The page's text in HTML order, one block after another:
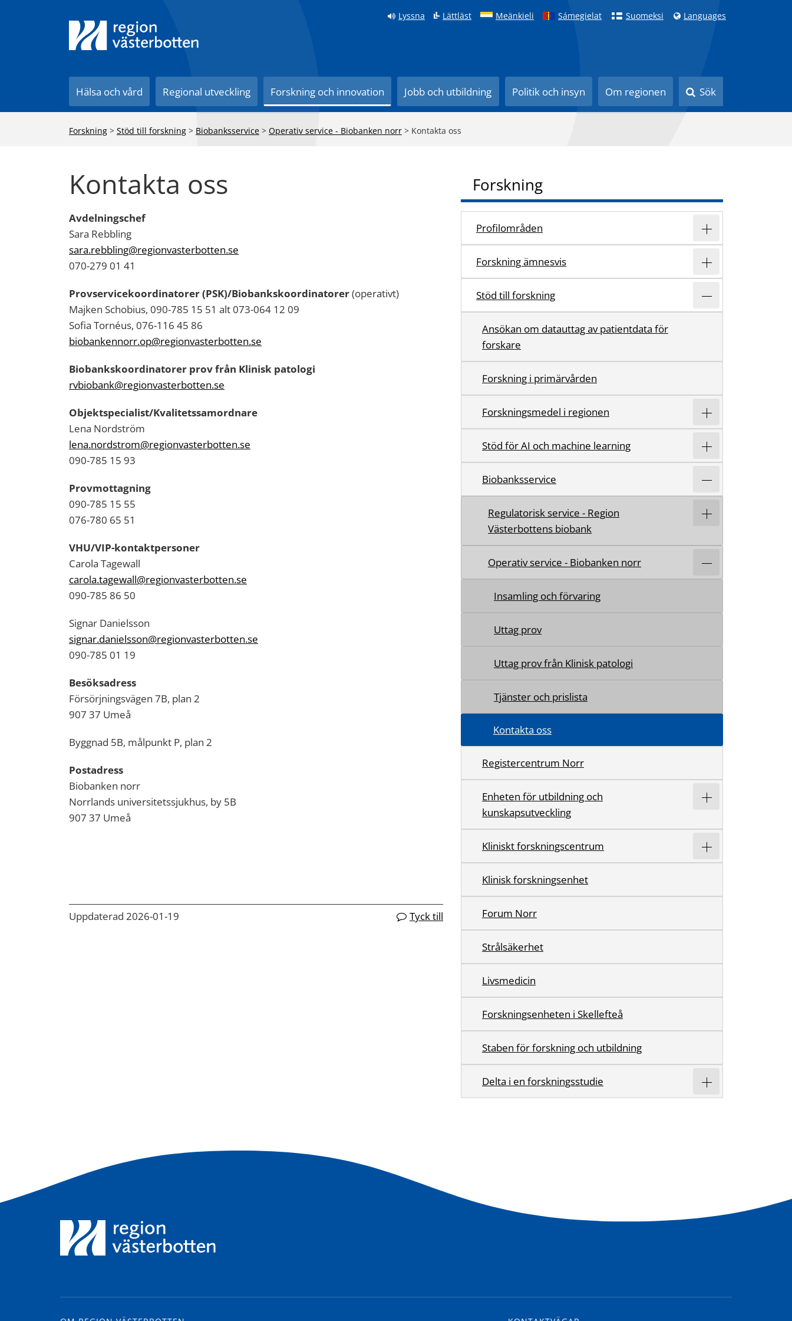
Lyssna Lättläst Meänkieli Sámegielat Suomeksi Languages
Hälsa och vård Regional utveckling Forskning och innovation Jobb och utbildning Politik och insyn Om regionen Sök
Forskning > Stöd till forskning > Biobanksservice > Operativ service - Biobanken norr > Kontakta oss
Kontakta oss
Avdelningschef
Sara Rebbling
sara.rebbling@regionvasterbotten.se
070-279 01 41
Provservicekoordinatorer (PSK)/Biobankskoordinatorer(operativt)
Majken Schobius, 090-785 15 51 alt 073-064 12 09
Sofia Tornéus, 076-116 45 86
biobankennorr.op@regionvasterbotten.se
Biobankskoordinatorer prov från Klinisk patologi
rvbiobank@regionvasterbotten.se
Objektspecialist/Kvalitetssamordnare
Lena Nordström
lena.nordstrom@regionvasterbotten.se
090-785 15 93
Provmottagning
090-785 15 55
076-780 65 51
VHU/VIP-kontaktpersoner
Carola Tagewall
carola.tagewall@regionvasterbotten.se
090-785 86 50
Signar Danielsson
signar.danielsson@regionvasterbotten.se
090-785 01 19
Besöksadress
Försörjningsvägen 7B, plan 2
907 37 Umeå
Byggnad 5B, målpunkt P, plan 2
Postadress
Biobanken norr
Norrlands universitetssjukhus, by 5B
907 37 Umeå
Uppdaterad 2026-01-19 Tyck till
Forskning
Profilområden
Forskning ämnesvis
Stöd till forskning
Ansökan om datauttag av patientdata för
forskare
Forskning i primärvården
Forskningsmedel i regionen
Stöd för AI och machine learning
Biobanksservice
Regulatorisk service - Region
Västerbottens biobank
Operativ service - Biobanken norr
Insamling och förvaring
Uttag prov
Uttag prov från Klinisk patologi
Tjänster och prislista
Kontakta oss
Registercentrum Norr
Enheten för utbildning och
kunskapsutveckling
Kliniskt forskningscentrum
Klinisk forskningsenhet
Forum Norr
Strålsäkerhet
Livsmedicin
Forskningsenheten i Skellefteå
Staben för forskning och utbildning
Delta i en forskningsstudie